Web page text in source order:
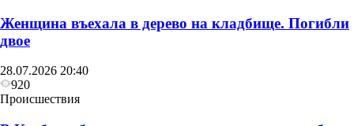
Женщина въехала в дерево на кладбище. Погибли
двое
28.07.2026 20:40
920
Происшествия